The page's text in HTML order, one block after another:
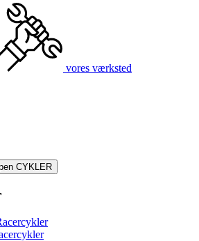
vores værksted
CYKLER